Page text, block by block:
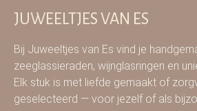
JUWEELTJES VAN ES
Bij Juweeltjes van Es vind je
zeeglassieraden, wijnglasringen en
Elk stuk is met liefde gemaakt of
geselecteerd — voor jezelf of als